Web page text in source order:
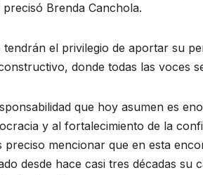
precisó Brenda Canchola.
el privilegio de aportar su
donde todas las voces
que hoy asumen es
y al fortalecimiento de la
preciso mencionar que en esta
desde hace casi tres décadas su